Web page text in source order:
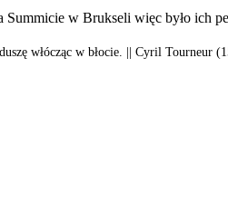
w Brukseli więc było ich
włócząc w błocie. || Cyril Tourneur